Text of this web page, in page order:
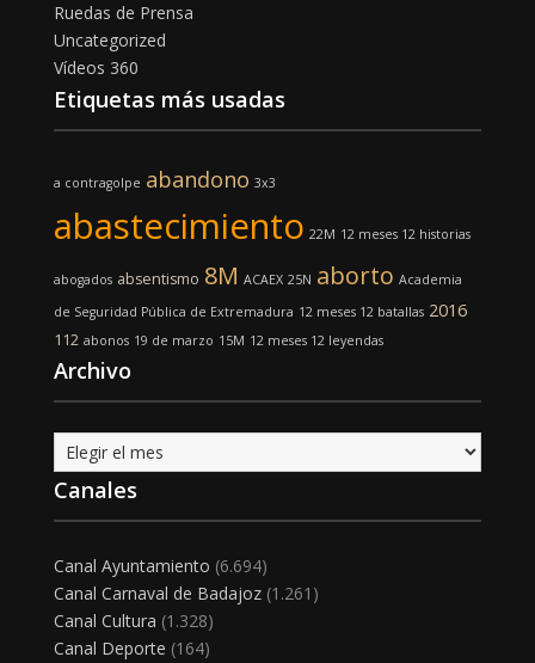
Ruedas de Prensa
Uncategorized
Vídeos 360
Etiquetas más usadas
a contragolpe abandono 3x3
abastecimiento 22M 12 meses 12 historias
abogados absentismo 8M ACAEX 25N aborto Academia
de Seguridad Pública de Extremadura 12 meses 12 batallas 2016
112 abonos 19 de marzo 15M 12 meses 12 leyendas
Archivo
Archivo
Canales
Canal Ayuntamiento (6.694)
Canal Carnaval de Badajoz(1.261)
Canal Cultura (1.328)
Canal Deporte (164)